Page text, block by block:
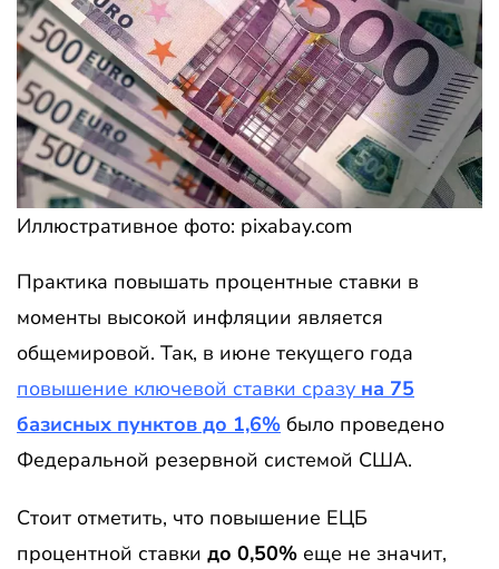
Иллюстративное фото: pixabay.com
Практика повышать процентные ставки в
моменты высокой инфляции является
общемировой. Так, в июне текущего года
повышение ключевой ставки сразу на 75
базисных пунктов до 1,6% было проведено
Федеральной резервной системой США.
Стоит отметить, что повышение ЕЦБ
процентной ставки до 0,50% еще не значит,